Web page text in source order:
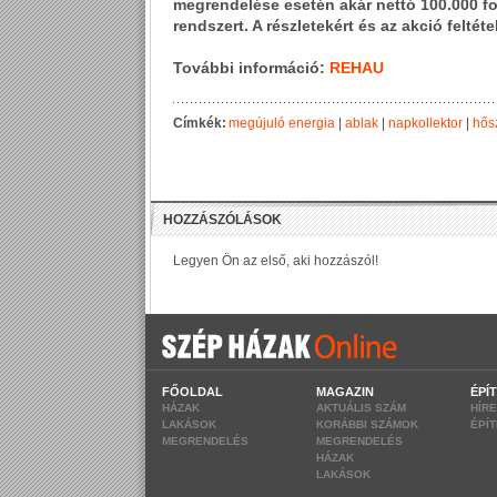
megrendelése esetén akár nettó 100.000
rendszert. A részletekért és az akció
További információ: REHAU
Címkék:megújuló energia ablak napkollektor
FŐOLDAL
HÁZAK
LAKÁSOK
MEGRENDELÉS
MAGAZIN
AKTUÁLIS SZÁM
KORÁBBI SZÁMOK
MEGRENDELÉS
HÁZAK
LAKÁSOK